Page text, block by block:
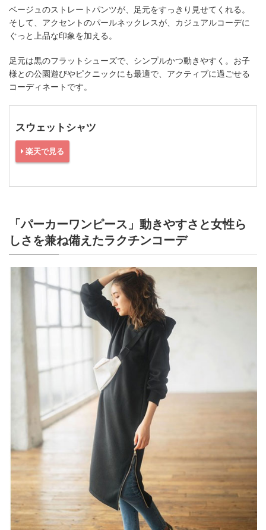
ベージュのストレートパンツが、足元をすっきり見せてくれる。
そして、アクセントのパールネックレスが、カジュアルコーデに
ぐっと上品な印象を加える。
足元は黒のフラットシューズで、シンプルかつ動きやすく。お子
様との公園遊びやピクニックにも最適で、アクティブに過ごせる
コーディネートです。
スウェットシャツ
楽天で見る
「パーカーワンピース」動きやすさと女性ら
しさを兼ね備えたラクチンコーデ